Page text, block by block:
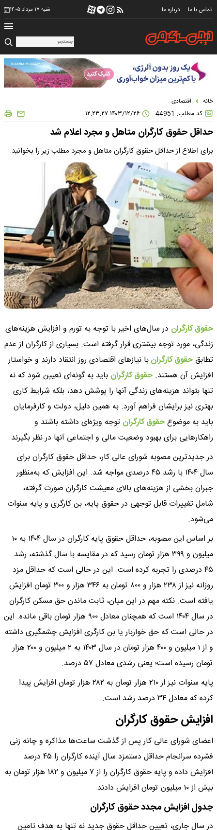
تماس با ما درباره ما شنبه ۱۷ مرداد ۱۴۰۵
خانه اقتصادی
کد مطلب: 44951
حداقل حقوق کارگران متاهل و مجرد اعلام شد
برای اطلاع از حداقل حقوق کارگران متاهل و مجرد مطلب زیر را بخوانید.
حقوق کارگران در سال‌های اخیر با توجه به تورم و افزایش هزینه‌های
زندگی، مورد توجه بیشتری قرار گرفته است. بسیاری از کارگران از عدم
تطابق حقوق کارگرانبا نیازهای اقتصادی روز انتقاد دارند و خواستار
افزایش آن هستند. حقوق کارگران باید به گونه‌ای تعیین شود که نه
تنها بتواند هزینه‌های زندگی آنها را پوشش دهد، بلکه شرایط کاری
بهتری نیز برایشان فراهم آورد. به همین دلیل، دولت و کارفرمایان
باید به موضوعحقوق کارگران توجه ویژه‌ای داشته باشند و
راهکارهایی برای بهبود وضعیت مالی و اجتماعی آنها در نظر بگیرند.
در جدیدترین مصوبه شورای عالی کار، حداقل حقوق کارگران برای
سال ۱۴۰۴ با رشد ۴۵ درصدی مواجه شد. این افزایش که به‌منظور
جبران بخشی از هزینه‌های بالای معیشت کارگران صورت گرفته،
شامل تغییرات قابل توجهی در حقوق پایه، بن کارگری و پایه سنوات
می‌شود.
بر اساس این مصوبه، حداقل حقوق پایه کارگران در سال ۱۴۰۴ به ۱۰
میلیون و ۳۹۹ هزار تومان رسید که در مقایسه با سال گذشته، رشد
۴۵ درصدی را تجربه کرده است. این در حالی است که حداقل مزد
روزانه نیز از ۲۳۸ هزار و ۸۰۰ تومان به ۳۴۶ هزار و ۳۰۰ تومان افزایش
یافته است. نکته مهم در این میان، ثابت ماندن حق مسکن کارگران
در سال ۱۴۰۴ است که همچنان معادل ۹۰۰ هزار تومان باقی مانده. این
در حالی است که حق خواربار یا بن کارگری افزایش چشمگیری داشته
و از ۱ میلیون و ۴۰۰ هزار تومان در سال ۱۴۰۳ به ۲ میلیون و ۲۰۰ هزار
تومان رسیده است؛ یعنی رشدی معادل ۵۷ درصد.
پایه سنوات نیز از ۲۱۰ هزار تومان به ۲۸۲ هزار تومان افزایش پیدا
کرده که معادل ۳۴ درصد رشد است.
افزایش حقوق کارگران
اعضای شورای عالی کار پس از گذشت ساعت‌ها مذاکره و چانه زنی
فشرده سرانجام حداقل دستمزد سال آینده کارگران را ۴۵ درصد
افزایش داده و پایه حقوق کارگران را از ۷ میلیون و ۱۸۲ هزار تومان به
بیش از ۱۰ میلیون تومان افزایش دادند.
جدول افزایش مجدد حقوق کارگران
در سال جاری، تعیین حداقل حقوق جدید نه‌ تنها به هدف تامین